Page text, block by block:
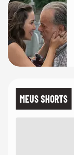
MEUS SHORTS